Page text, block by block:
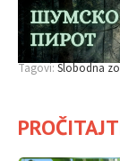
Tagovi:Slobodna